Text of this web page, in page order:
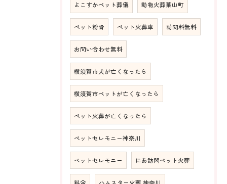
よこすかペット葬儀 動物火葬葉山町
ペット粉骨 ペット火葬車 訪問料無料
お問い合わせ無料
横須賀市犬が亡くなったら
横須賀市ペットが亡くなったら
ペット火葬が亡くなったら
ペットセレモニー神奈川
ペットセレモニー にあ訪問ペット火葬